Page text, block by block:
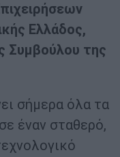
Ελλάδος,
Συμβούλου της
σήμερα όλα τα
έναν σταθερό,